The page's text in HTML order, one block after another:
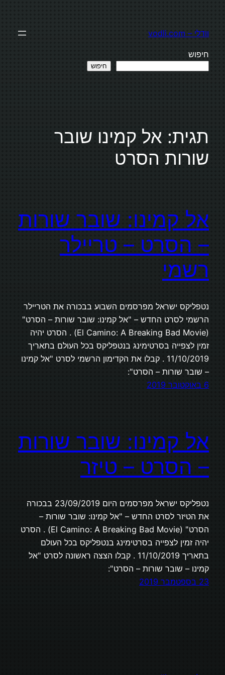
וודלי – vodli.com
חיפוש
חיפוש
תגית: אל קמינו שובר
שורות הסרט
אל קמינו: שובר שורות
– הסרט – טריילר
רשמי
נטפליקס ישראל מפרסמים השבוע בבכורה את הטריילר
הרשמי לסרט החדש – "אל קמינו: שובר שורות – הסרט"
(El Camino: A Breaking Bad Movie) . הסרט יהיה
זמין לצפייה בסרטימינג בנטפליקס בכל העולם בתאריך
11/10/2019 . קבלו את הקדימון הרשמי לסרט "אל קמינו
– שובר שורות – הסרט":
6 באוקטובר 2019
אל קמינו: שובר שורות
– הסרט – טיזר
נטפליקס ישראל מפרסמים היום 23/09/2019 בבכורה
את הטיזר לסרט החדש – "אל קמינו: שובר שורות –
הסרט" (El Camino: A Breaking Bad Movie) . הסרט
יהיה זמין לצפייה בסרטימינג בנטפליקס בכל העולם
בתאריך 11/10/2019 . קבלו הצצה ראשונה לסרט "אל
קמינו – שובר שורות – הסרט":
23 בספטמבר 2019